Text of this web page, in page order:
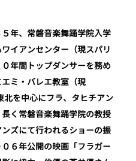
年、常磐音楽舞踊学院入学
イアンセンター（現スパリ
年間トップダンサーを務め
ミ・バレエ教室（現
を中心にフラ、タヒチアン
く常磐音楽舞踊学院の教授
ズにて行われるショーの振
６年公開の映画「フラガー